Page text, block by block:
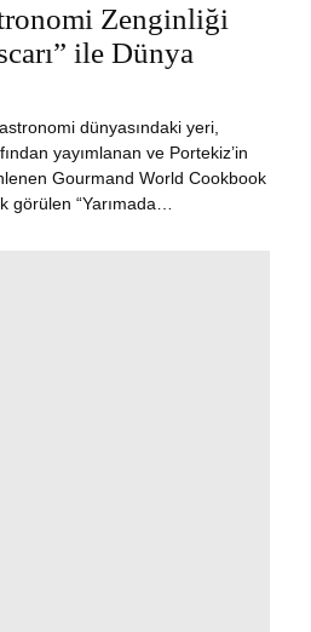
Zenginliği
ile Dünya
dünyasındaki yeri,
yayımlanan ve Portekiz’in
Gourmand World Cookbook
görülen “Yarımada…